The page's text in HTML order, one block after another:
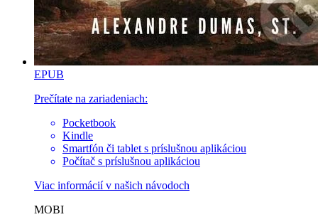
EPUB
Prečítate na zariadeniach:
Pocketbook
Kindle
Smartfón či tablet s príslušnou aplikáciou
Počítač s príslušnou aplikáciou
Viac informácií v našich návodoch
MOBI